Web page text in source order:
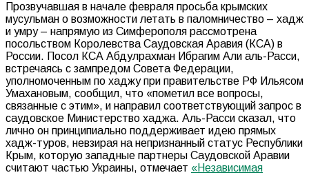
Прозвучавшая в начале февраля просьба крымских
мусульман о возможности летать в паломничество – хадж
и умру – напрямую из Симферополя рассмотрена
посольством Королевства Саудовская Аравия (КСА) в
России. Посол КСА Абдулрахман Ибрагим Али аль-Расси,
встречаясь с зампредом Совета Федерации,
уполномоченным по хаджу при правительстве РФ Ильясом
Умахановым, сообщил, что «пометил все вопросы,
связанные с этим», и направил соответствующий запрос в
саудовское Министерство хаджа. Аль-Расси сказал, что
лично он принципиально поддерживает идею прямых
хадж-туров, невзирая на непризнанный статус Республики
Крым, которую западные партнеры Саудовской Аравии
считают частью Украины, отмечает «Независимая